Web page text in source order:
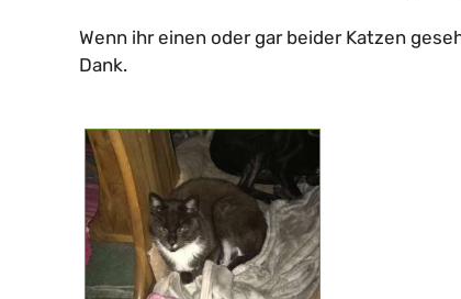
Wenn ihr einen oder gar beider Katzen
Dank.